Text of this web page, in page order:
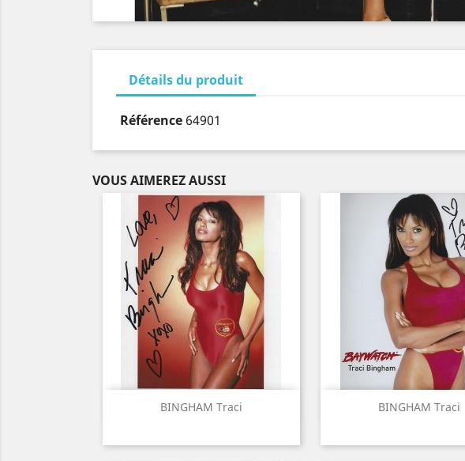
Détails du produit
Référence 64901
VOUS AIMEREZ AUSSI
BINGHAM Traci
Aperçu rapide BINGHAM Traci
Aperçu rapide